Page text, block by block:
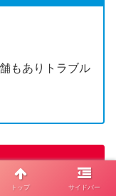
もありトラブル
鍵作成できない
トップ サイドバー